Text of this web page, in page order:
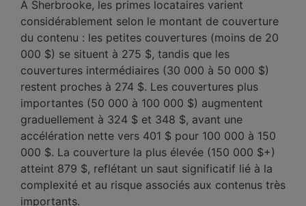
À Sherbrooke, les primes locataires varient
considérablement selon le montant de couverture
du contenu : les petites couvertures (moins de 20
000 $) se situent à 275 $, tandis que les
couvertures intermédiaires (30 000 à 50 000 $)
restent proches à 274 $. Les couvertures plus
importantes (50 000 à 100 000 $) augmentent
graduellement à 324 $ et 348 $, avant une
accélération nette vers 401 $ pour 100 000 à 150
000 $. La couverture la plus élevée (150 000 $+)
atteint 879 $, reflétant un saut significatif lié à la
complexité et au risque associés aux contenus très
importants.